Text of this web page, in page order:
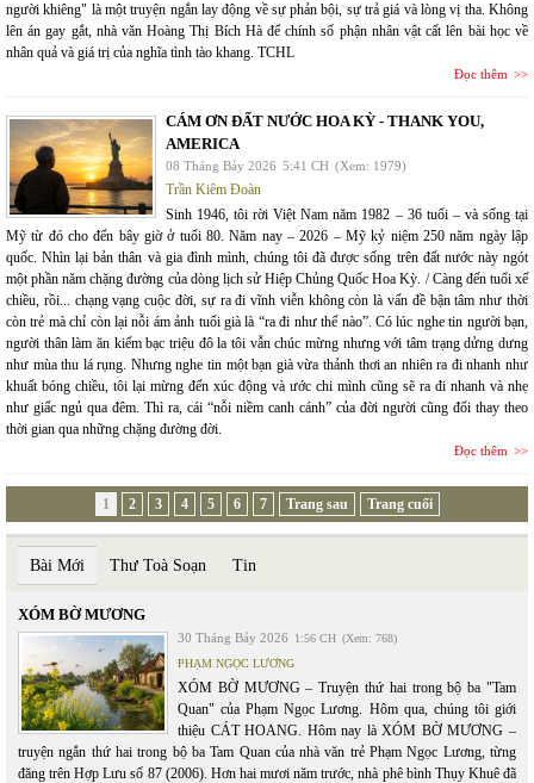
người khiêng" là một truyện ngắn lay động về sự phản bội, sự trả giá và lòng vị tha. Không
lên án gay gắt, nhà văn Hoàng Thị Bích Hà để chính số phận nhân vật cất lên bài học về
nhân quả và giá trị của nghĩa tình tào khang. TCHL
Đọc thêm
CÁM ƠN ĐẤT NƯỚC HOA KỲ - THANK YOU,
AMERICA
08 Tháng Bảy 2026 5:41 CH (Xem: 1979)
Trần Kiêm Đoàn
Sinh 1946, tôi rời Việt Nam năm 1982 – 36 tuổi – và sống tại
Mỹ từ đó cho đến bây giờ ở tuổi 80. Năm nay – 2026 – Mỹ kỷ niệm 250 năm ngày lập
quốc. Nhìn lại bản thân và gia đình mình, chúng tôi đã được sống trên đất nước này ngót
một phần năm chặng đường của dòng lịch sử Hiệp Chủng Quốc Hoa Kỳ. / Càng đến tuổi xế
chiều, rồi... chạng vạng cuộc đời, sự ra đi vĩnh viễn không còn là vấn đề bận tâm như thời
còn trẻ mà chỉ còn lại nỗi ám ảnh tuổi già là “ra đi như thế nào”. Có lúc nghe tin người bạn,
người thân làm ăn kiếm bạc triệu đô la tôi vẫn chúc mừng nhưng với tâm trạng dửng dưng
như mùa thu lá rụng. Nhưng nghe tin một bạn già vừa thảnh thơi an nhiên ra đi nhanh như
khuất bóng chiều, tôi lại mừng đến xúc động và ước chi mình cũng sẽ ra đi nhanh và nhẹ
như giấc ngủ qua đêm. Thì ra, cái “nỗi niềm canh cánh” của đời người cũng đổi thay theo
thời gian qua những chặng đường đời.
Đọc thêm
1 2 3 4 5 6 7 Trang sau Trang cuối
Bài Mới Thư Toà Soạn Tin
XÓM BỜ MƯƠNG
30 Tháng Bảy 2026 1:56 CH (Xem: 768)
PHẠM NGỌC LƯƠNG
XÓM BỜ MƯƠNG – Truyện thứ hai trong bộ ba "Tam
Quan" của Phạm Ngọc Lương. Hôm qua, chúng tôi giới
thiệu CÁT HOANG. Hôm nay là XÓM BỜ MƯƠNG –
truyện ngắn thứ hai trong bộ ba Tam Quan của nhà văn trẻ Phạm Ngọc Lương, từng
đăng trên Hợp Lưu số 87 (2006). Hơn hai mươi năm trước, nhà phê bình Thụy Khuê đã